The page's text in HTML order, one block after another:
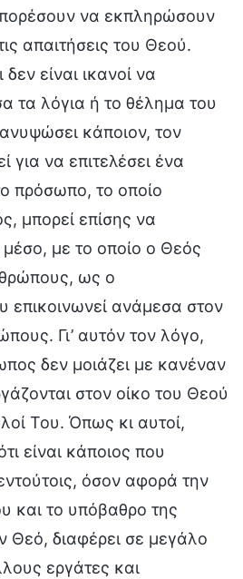
να εκπληρώσουν
απαιτήσεις του Θεού.
είναι ικανοί να
τα λόγια ή το θέλημα του
κάποιον, τον
για να επιτελέσει ένα
πρόσωπο, το οποίο
μπορεί επίσης να
με το οποίο ο Θεός
ως ο
επικοινωνεί ανάμεσα στον
Γι’ αυτόν τον λόγο,
δεν μοιάζει με κανέναν
στον οίκο του Θεού
Του. Όπως κι αυτοί,
είναι κάποιος που
όσον αφορά την
και το υπόβαθρο της
Θεό, διαφέρει σε μεγάλο
εργάτες και